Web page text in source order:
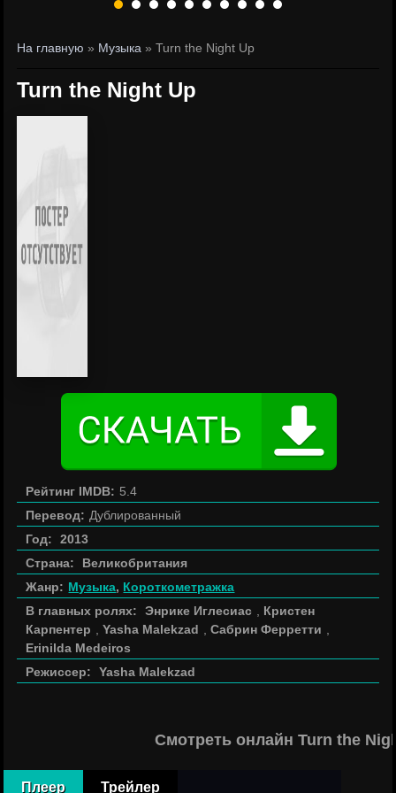
На главную » Музыка » Turn the Night Up
Turn the Night Up
Рейтинг IMDB: 5.4
Перевод: Дублированный
Год:
2013
Страна:
Великобритания
Жанр: Музыка, Короткометражка
В главных ролях:
Энрике Иглесиас
Кристен
Карпентер
,Yasha Malekzad ,Сабрин Ферретти
Erinilda Medeiros
Режиссер:
Yasha Malekzad
Смотреть онлайн Turn the
Плеер Трейлер